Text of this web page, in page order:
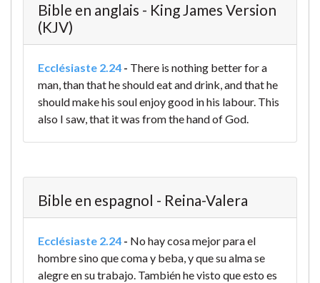
Bible en anglais - King James Version
(KJV)
Ecclésiaste 2.24 - There is nothing better for a
man, than that he should eat and drink, and that he
should make his soul enjoy good in his labour. This
also I saw, that it was from the hand of God.
Bible en espagnol - Reina-Valera
Ecclésiaste 2.24 - No hay cosa mejor para el
hombre sino que coma y beba, y que su alma se
alegre en su trabajo. También he visto que esto es